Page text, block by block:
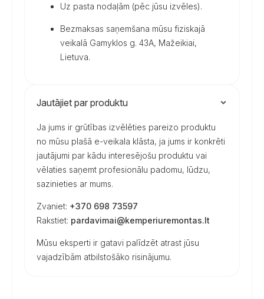
Uz pasta nodaļām (pēc jūsu izvēles).
Bezmaksas saņemšana mūsu fiziskajā
veikalā Gamyklos g. 43A, Mažeikiai,
Lietuva.
Jautājiet par produktu
Ja jums ir grūtības izvēlēties pareizo produktu
no mūsu plašā e-veikala klāsta, ja jums ir konkrēti
jautājumi par kādu interesējošu produktu vai
vēlaties saņemt profesionālu padomu, lūdzu,
sazinieties ar mums.
Zvaniet: +370 698 73597
Rakstiet: pardavimai@kemperiuremontas.lt
Mūsu eksperti ir gatavi palīdzēt atrast jūsu
vajadzībām atbilstošāko risinājumu.